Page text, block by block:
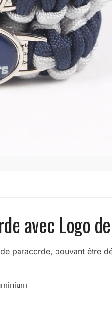
avec Logo
paracorde, pouvant être